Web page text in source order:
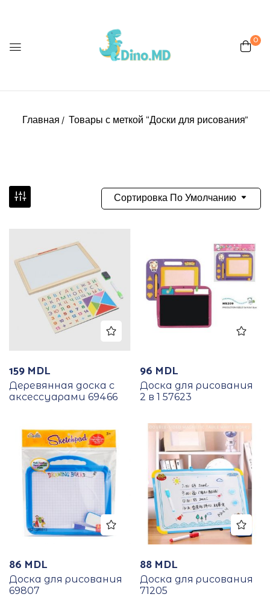
0
Главная Товары с меткой “Доски для рисования”
Сортировка По Умолчанию
159 MDL
Деревянная доска с
аксессуарами 69466
96 MDL
Доска для рисования
2 в 1 57623
86 MDL
Доска для рисования
69807
88 MDL
Доска для рисования
71205